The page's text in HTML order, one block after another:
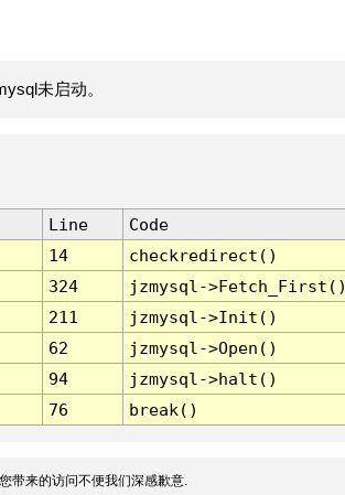
未启动。
Line
Code
14
checkredirect()
324
jzmysql-
211
jzmysql->Init()
62
jzmysql->Open()
94
jzmysql->halt()
76 break()
带来的访问不便我们深感歉意.